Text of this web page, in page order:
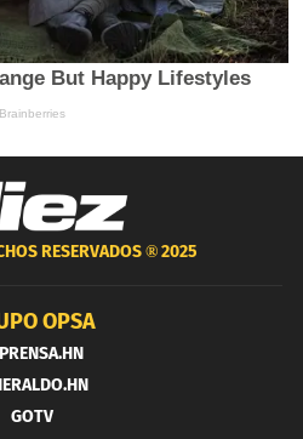
RESERVADOS ®2025
OPSA
GOTV